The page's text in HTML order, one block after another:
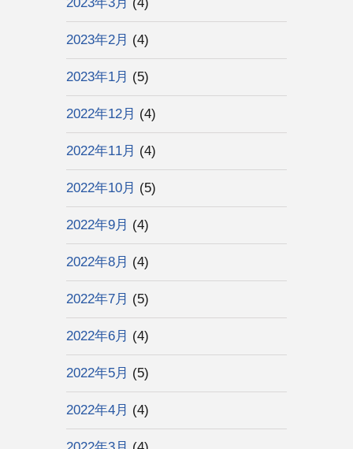
2023年2月 (4)
2023年1月 (5)
2022年12月 (4)
2022年11月 (4)
2022年10月 (5)
2022年9月 (4)
2022年8月 (4)
2022年7月 (5)
2022年6月 (4)
2022年5月 (5)
2022年4月 (4)